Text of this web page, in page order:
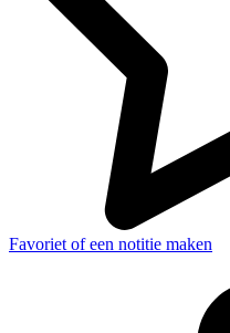
Favoriet of een notitie maken